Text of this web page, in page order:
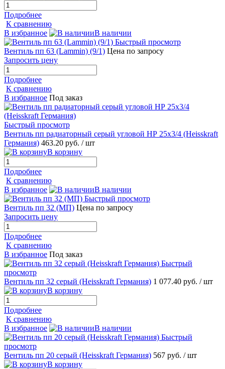
Подробнее
К сравнению
В избранное
В наличии
Быстрый просмотр
Вентиль пп 63 (Lammin) (9/1) Цена по запросу
Запросить цену
Подробнее
К сравнению
В избранное Под заказ
Быстрый просмотр
Вентиль пп радиаторный серый угловой НР 25х3/4 (Heisskraft
Германия) 463.20 руб. / шт
В корзину
Подробнее
К сравнению
В избранное
В наличии
Быстрый просмотр
Вентиль пп 32 (МП) Цена по запросу
Запросить цену
Подробнее
К сравнению
В избранное Под заказ
Быстрый
просмотр
Вентиль пп 32 серый (Heisskraft Германия) 1 077.40 руб. / шт
В корзину
Подробнее
К сравнению
В избранное
В наличии
Быстрый
просмотр
Вентиль пп 20 серый (Heisskraft Германия) 567 руб. / шт
В корзину